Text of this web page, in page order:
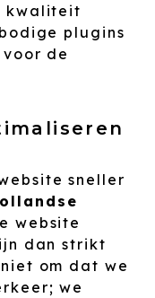
kwaliteit
plugins
de
sneller
website
dan strikt
om dat we
we